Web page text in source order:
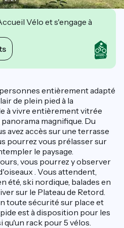
Vélo et s'engage à
personnes entièrement adapté
de plein pied à la
à vivre entièrement vitrée
panorama magnifique. Du
avez accès sur une terrasse
pourrez vous prélasser sur
le paysage.
vous pourrez y observer
. Vous attendent,
été, ski nordique, balades en
sur le Plateau de Retord.
toute sécurité sur place et
est à disposition pour les
qu'un rack pour 5 vélos.